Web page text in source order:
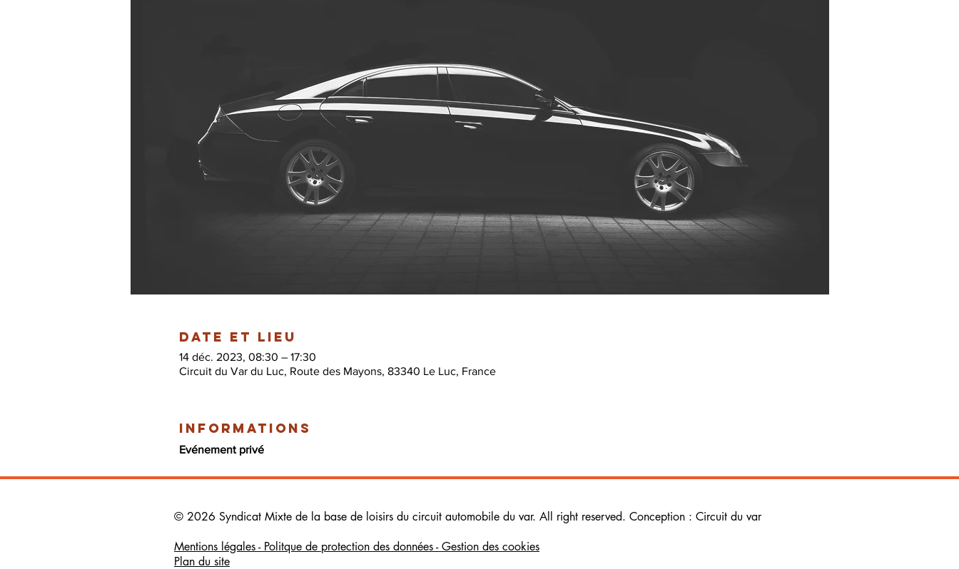
Date et lieu
14 déc. 2023, 08:30 – 17:30
Circuit du Var du Luc, Route des Mayons, 83340 Le Luc, France
Informations
Evénement privé
© 2026 Syndicat Mixte de la base de loisirs du circuit automobile du var. All right reserved. Conception : Circuit du var
Mentions légales - Politque de protection des données - Gestion des cookies
Plan du site